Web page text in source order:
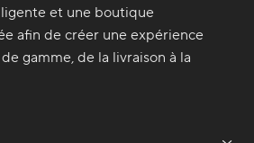
et une boutique
afin de créer une expérience
gamme, de la livraison à la